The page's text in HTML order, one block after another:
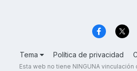
Tema Política de privacidad
Esta web no tiene NINGUNA vinculación